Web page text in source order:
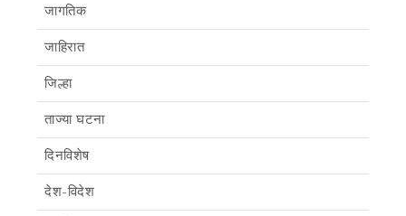
जागतिक
जाहिरात
जिल्हा
ताज्या घटना
दिनविशेष
देश-विदेश